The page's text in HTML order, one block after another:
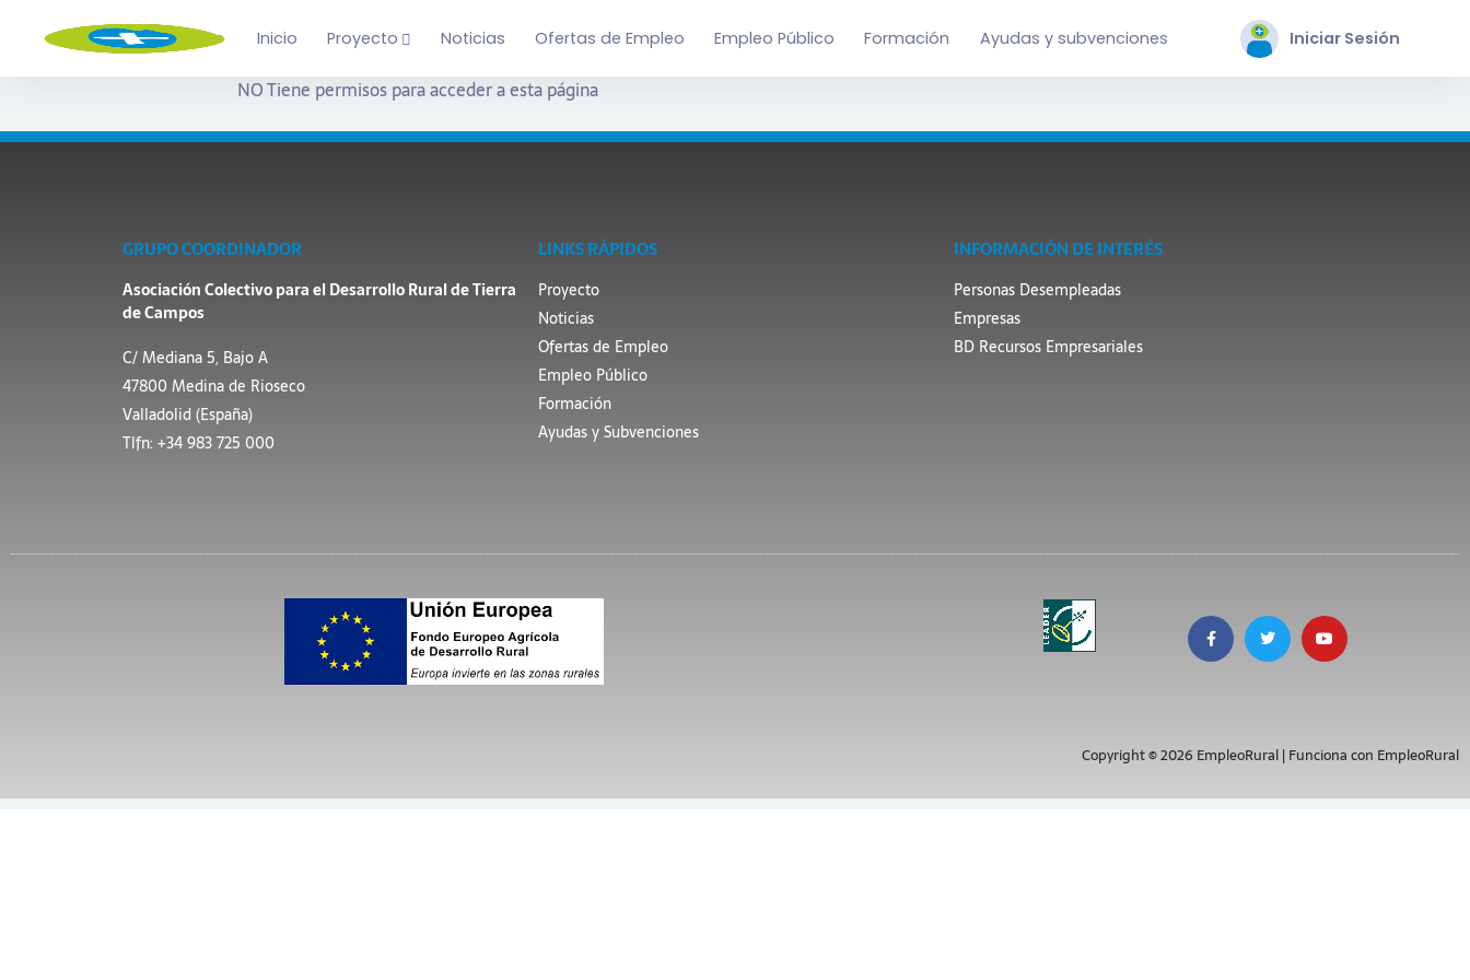
Inicio Proyecto Noticias Ofertas de Empleo Empleo Público Formación Ayudas y subvenciones Iniciar Sesión
NO Tiene permisos para acceder a esta página
GRUPO COORDINADOR
Asociación Colectivo para el Desarrollo Rural de Tierra
de Campos
C/ Mediana 5, Bajo A
47800 Medina de Rioseco
Valladolid (España)
Tlfn: +34 983 725 000
LINKS RÁPIDOS
Proyecto
Noticias
Ofertas de Empleo
Empleo Público
Formación
Ayudas y Subvenciones
INFORMACIÓN DE INTERÉS
Personas Desempleadas
Empresas
BD Recursos Empresariales
Copyright © 2026 EmpleoRural | Funciona con EmpleoRural